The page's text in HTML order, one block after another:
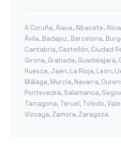
A Coruña,Álava,Albacete,
Ávila,Badajoz,Barcelona,
Cantabria, Castellón, Ciudad
Girona, Granada, Guadalajara,
Huesca, Jaén, La Rioja, León,
Málaga, Murcia, Navarra,
Pontevedra, Salamanca,
Tarragona, Teruel, Toledo,
Vizcaya, Zamora, Zaragoza.